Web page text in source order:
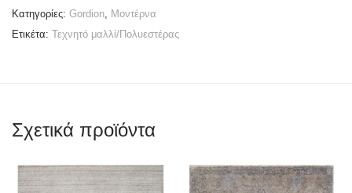
Κατηγορίες: Gordion
Μοντέρνα
Ετικέτα: Τεχνητό μαλλί/Πολυεστέρας
Σχετικά προϊόντα